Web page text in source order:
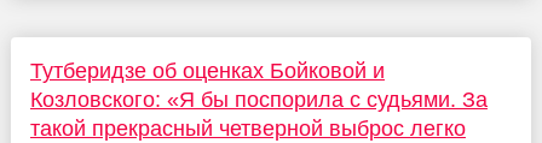
Тутберидзе об оценках Бойковой и
Козловского: «Я бы поспорила с судьями. За
такой прекрасный четверной выброс легко